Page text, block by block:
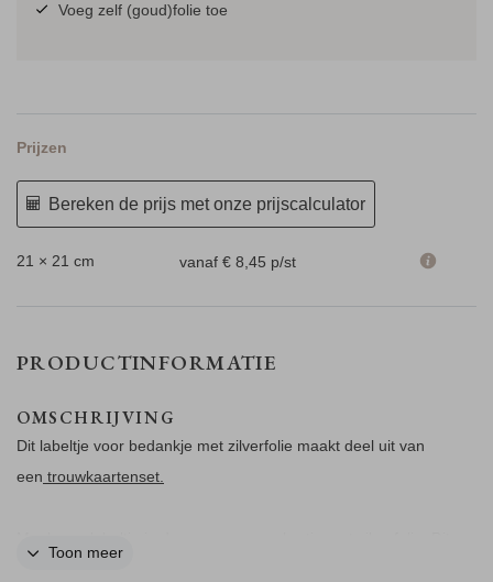
Voeg zelf (goud)folie toe
Prijzen
Bereken de prijs met onze prijscalculator
21 × 21 cm vanaf € 8,45 p/st
PRODUCTINFORMATIE
OMSCHRIJVING
Dit labeltje voor bedankje met zilverfolie maakt deel uit van
een trouwkaartenset.
Toon meer